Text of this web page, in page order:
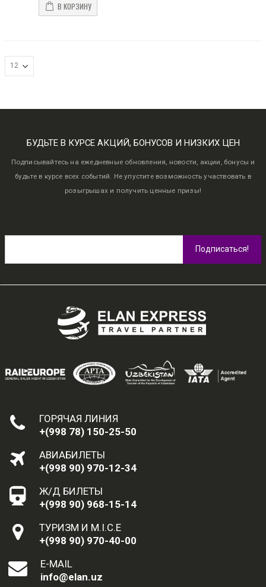
В КОРЗИНУ
БУДЬТЕ В КУРСЕ АКЦИЙ, БОНУСОВ И НИЗКИХ ЦЕН
Подписывайтесь на ежедневные обновления, новости, акции, бонусы и
будьте в курсе всех событий. Не упустите возможность участвовать в
розыгрышах и получить ценные призы!
ГОРЯЧАЯ ЛИНИЯ
+(998 78) 150-25-50
АВИАБИЛЕТЫ
+(998 90) 970-12-34
Ж/Д БИЛЕТЫ
+(998 90) 968-15-14
ТУРИЗМ И M.I.C.E
+(998 90) 970-40-00
E-MAIL
info@elan.uz